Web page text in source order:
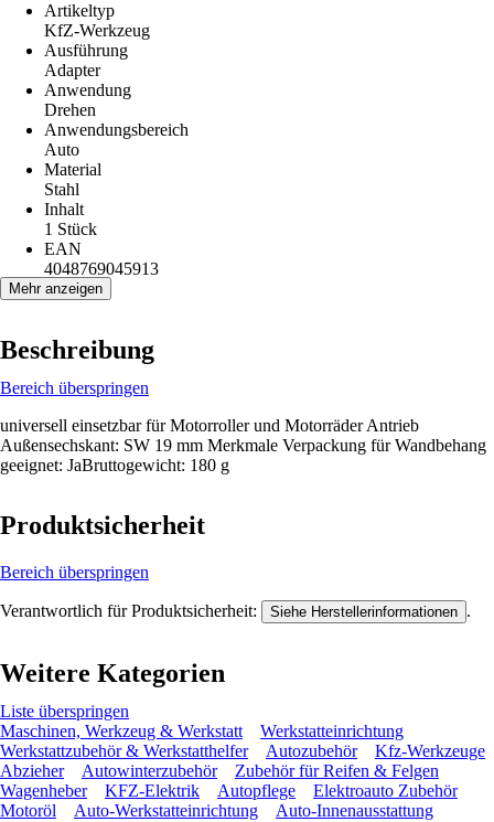
Artikeltyp
KfZ-Werkzeug
Ausführung
Adapter
Anwendung
Drehen
Anwendungsbereich
Auto
Material
Stahl
Inhalt
1 Stück
EAN
4048769045913
Mehr anzeigen
Beschreibung
Bereich überspringen
universell einsetzbar für Motorroller und Motorräder Antrieb
Außensechskant: SW 19 mm Merkmale Verpackung für Wandbehang
geeignet: JaBruttogewicht: 180 g
Produktsicherheit
Bereich überspringen
Verantwortlich für Produktsicherheit: Siehe Herstellerinformationen .
Weitere Kategorien
Liste überspringen
Maschinen, Werkzeug & Werkstatt
Werkstatteinrichtung
Werkstattzubehör & Werkstatthelfer
Autozubehör
Kfz-Werkzeuge
Abzieher
Autowinterzubehör
Zubehör für Reifen & Felgen
Wagenheber
KFZ-Elektrik Autopflege
Elektroauto Zubehör
Motoröl
Auto-Werkstatteinrichtung
Auto-Innenausstattung